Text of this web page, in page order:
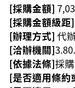
名
專
區
回
首
頁
[採購金額]
[採購金額級距]
[辦理方式] 代
[洽辦機關]
[依據法條]採
[是否適用條約